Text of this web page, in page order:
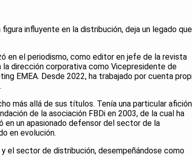
influyente en la distribución, deja un legado que
en el periodismo, como editor en jefe de la revista
dirección corporativa como Vicepresidente de
EMEA. Desde 2022, ha trabajado por cuenta
más allá de sus títulos. Tenía una particular afición
de la asociación FBDi en 2003, de la cual ha
un apasionado defensor del sector de la
en evolución.
el sector de distribución, desempeñándose como